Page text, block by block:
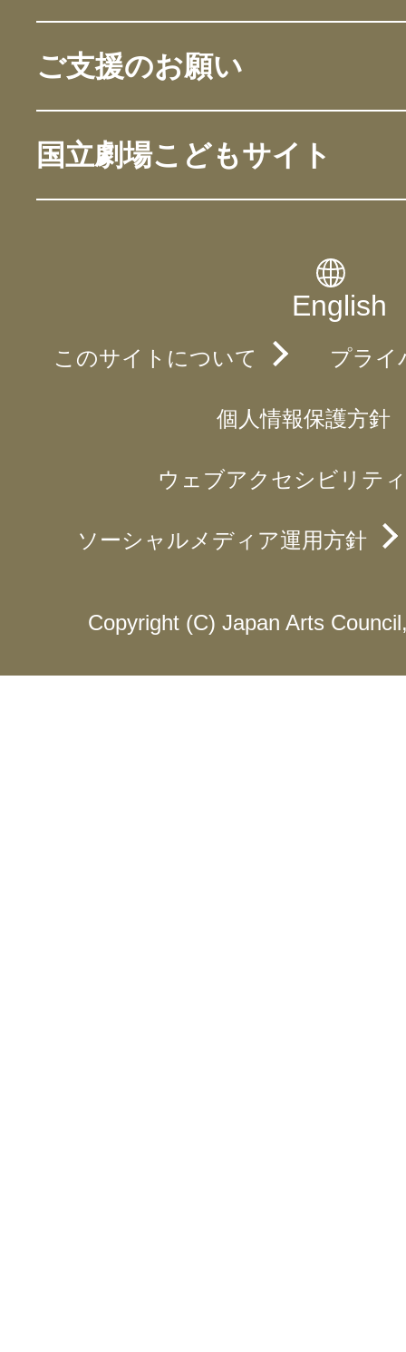
ご支援のお願い
国立劇場こどもサイト
English
このサイトについて プライ
個人情報保護方針
ウェブアクセシビリテ
ソーシャルメディア運用方針
Copyright (C) Japan Arts